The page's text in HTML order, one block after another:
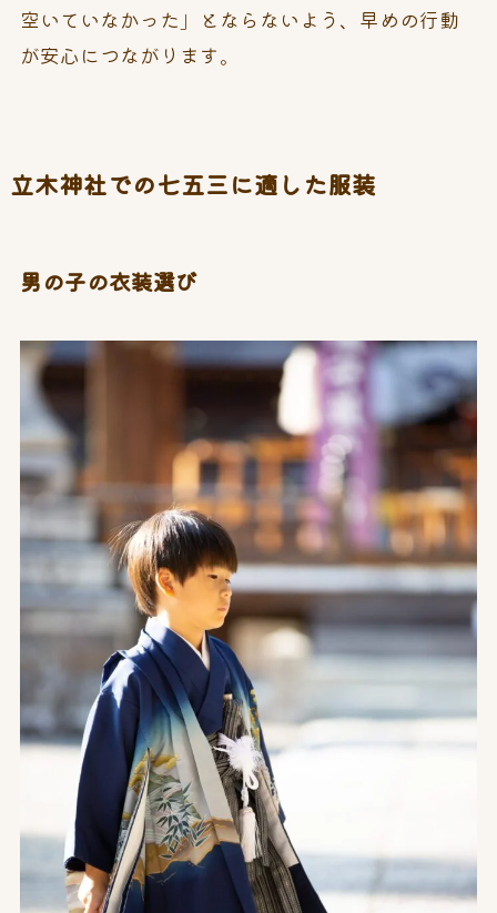
空いていなかった」とならないよう、早めの行動
が安心につながります。
立木神社での七五三に適した服装
男の子の衣装選び